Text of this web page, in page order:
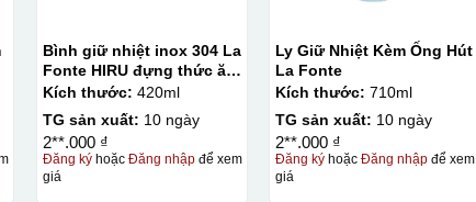
Bình giữ nhiệt inox 304 La
Fonte HIRU đựng thức ăn
420 ml – 012348
Kích thước: 420ml
TG sản xuất: 10 ngày
2**.000 ₫
Đăng kýhoặc Đăng nhậpđể xem
giá
Ly Giữ Nhiệt Kèm Ống Hút
La Fonte
Kích thước: 710ml
TG sản xuất: 10 ngày
2**.000 ₫
Đăng ký hoặcĐăng nhập để xem
giá